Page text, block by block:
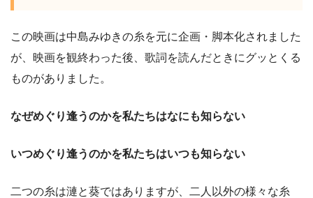
この映画は中島みゆきの糸を元に企画・脚本化されました
が、映画を観終わった後、歌詞を読んだときにグッとくる
ものがありました。
なぜめぐり逢うのかを私たちはなにも知らない
いつめぐり逢うのかを私たちはいつも知らない
二つの糸は漣と葵ではありますが、二人以外の様々な糸